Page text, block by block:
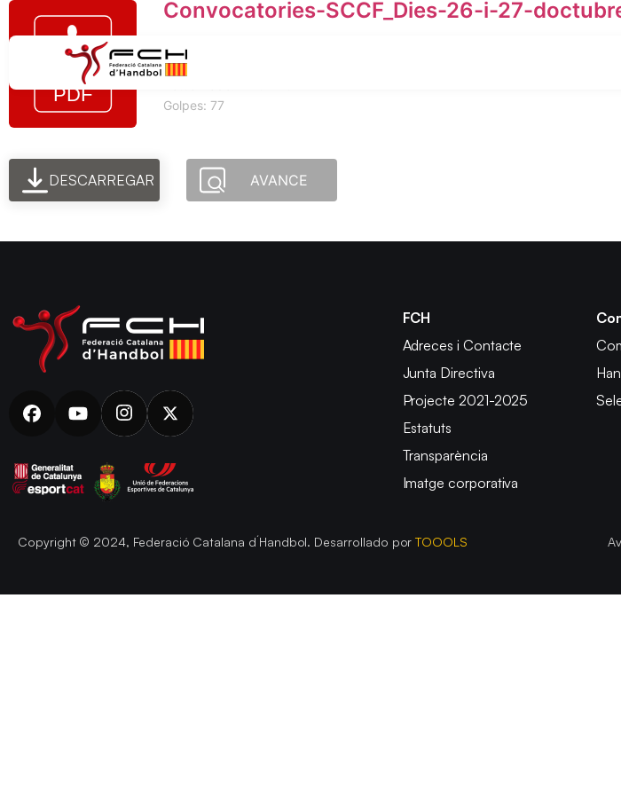
Convocatories-SCCF_Dies-26-i-27-
Creado: 12-07-2024
Golpes: 77
DESCARREGAR AVANCE
FCH
Adreces i Contacte
Junta Directiva
Projecte 2021-2025
Estatuts
Transparència
Imatge corporativa
Copyright © 2024, Federació Catalana d´Handbol. Desarrollado porTOOOLS